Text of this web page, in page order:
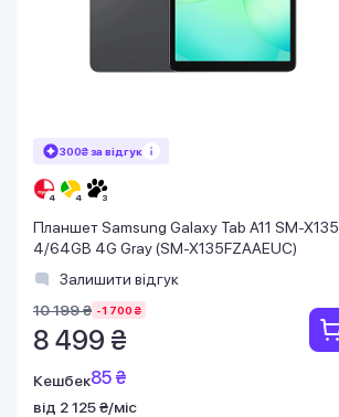
300₴ за відгук
Планшет Samsung Galaxy Tab A11 SM-X135
4/64GB 4G Gray (SM-X135FZAAEUC)
Залишити відгук
10 199 ₴ -1 700 ₴
8 499 ₴
Кешбек85 ₴
від 2 125 ₴/міс